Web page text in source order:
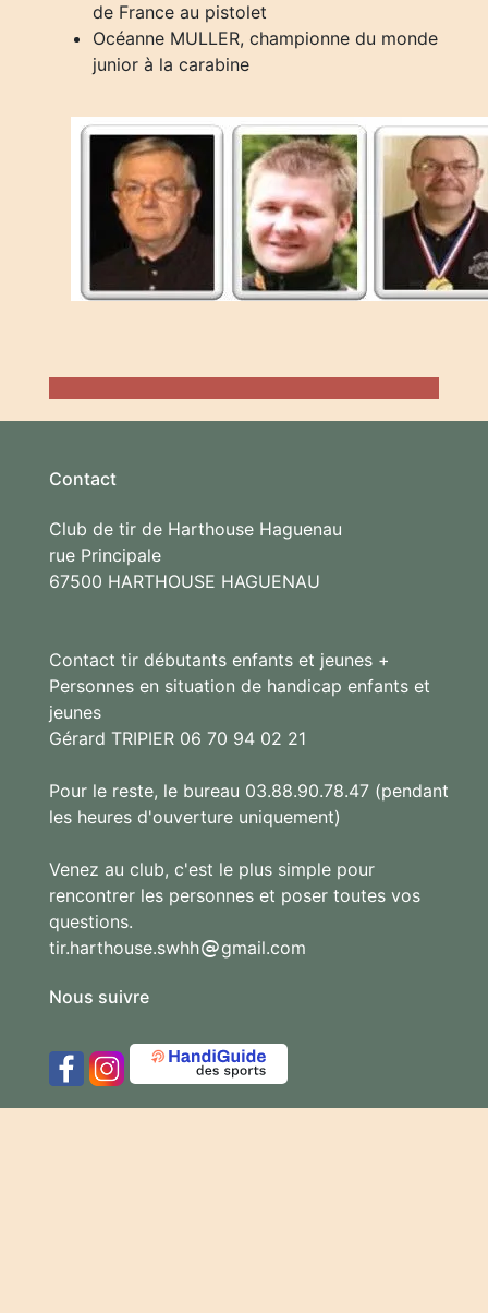
de France au pistolet
Océanne MULLER, championne du monde
junior à la carabine
Contact
Club de tir de Harthouse Haguenau
rue Principale
67500 HARTHOUSE HAGUENAU
Contact tir débutants enfants et jeunes +
Personnes en situation de handicap enfants et
jeunes
Gérard TRIPIER 06 70 94 02 21
Pour le reste, le bureau 03.88.90.78.47 (pendant
les heures d'ouverture uniquement)
Venez au club, c'est le plus simple pour
rencontrer les personnes et poser toutes vos
questions.
tir.harthouse.swhh
gmail.com
Nous suivre